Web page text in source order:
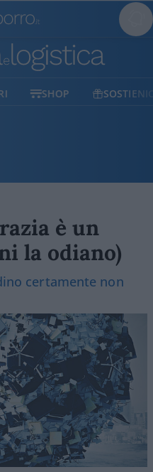
SHOP SOSTIENICI
è un
la odiano)
certamente non